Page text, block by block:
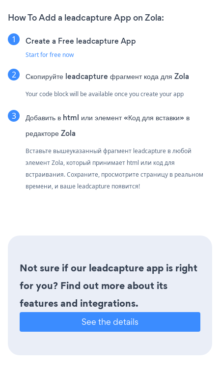
How To Add a leadcapture App on Zola:
Create a Free leadcapture App
Start for free now
Скопируйте leadcapture фрагмент кода для Zola
Your code block will be available once you create your app
Добавить в html или элемент «Код для вставки» в
редакторе Zola
Вставьте вышеуказанный фрагмент leadcapture в любой
элемент Zola, который принимает html или код для
встраивания. Сохраните, просмотрите страницу в реальном
времени, и ваше leadcapture появится!
Not sure if our leadcapture app is right
for you? Find out more about its
features and integrations.
See the details